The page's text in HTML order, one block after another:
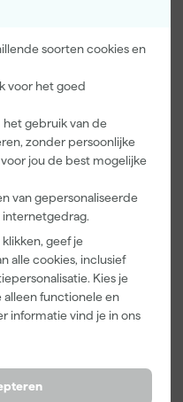
soorten cookies en
voor het goed
het gebruik van de
zonder persoonlijke
jou de best mogelijke
van gepersonaliseerde
internetgedrag.
geef je
alle cookies, inclusief
Kies je
alleen functionele en
informatie vind je in ons
-
2,02
voor
Afdekpapier
met Masking
Morgen
90
incl. BTW